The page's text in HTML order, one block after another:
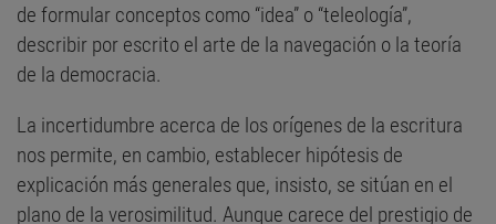
de formular conceptos como “idea” o “teleología”,
describir por escrito el arte de la navegación o la teoría
de la democracia.
La incertidumbre acerca de los orígenes de la escritura
nos permite, en cambio, establecer hipótesis de
explicación más generales que, insisto, se sitúan en el
plano de la verosimilitud. Aunque carece del prestigio de